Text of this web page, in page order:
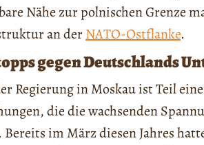
Nähe zur polnischen Grenze
an derNATO-Ostflanke.
gegen Deutschlands
Regierung in Moskau ist Teil
die die wachsenden
im März diesen Jahres